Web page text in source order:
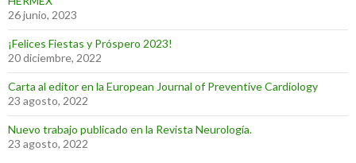
26 junio, 2023
¡Felices Fiestas y Próspero 2023!
20 diciembre, 2022
Carta al editor en la European Journal of Preventive Cardiology
23 agosto, 2022
Nuevo trabajo publicado en la Revista Neurología.
23 agosto, 2022